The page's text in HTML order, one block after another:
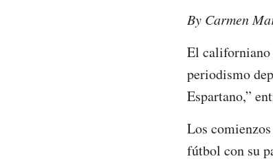
By Carmen
El californiano
periodismo
Espartano,”
Los
fútbol con su